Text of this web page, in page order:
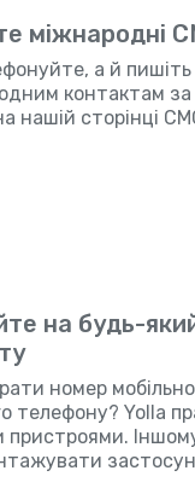
міжнародні
а й пишіть
контактам за
нашій сторінці
на будь-
номер
телефону? Yolla